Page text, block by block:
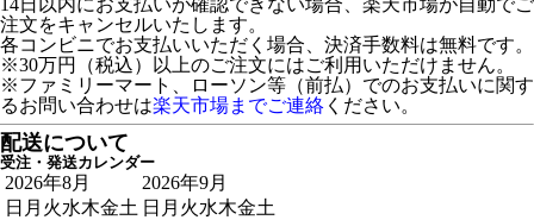
14日以内にお支払いが確認できない場合、楽天市場が自動でご
注文をキャンセルいたします。
各コンビニでお支払いいただく場合、決済手数料は無料です。
※30万円（税込）以上のご注文にはご利用いただけません。
※ファミリーマート、ローソン等（前払）でのお支払いに関す
るお問い合わせは楽天市場までご連絡 ください。
配送について
受注・発送カレンダー
2026年8月
日 月 火水木金土
2026年9月
日 月 火水木金土